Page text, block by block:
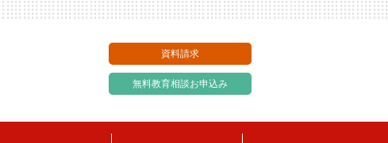
資料請求
無料教育相談お申込み